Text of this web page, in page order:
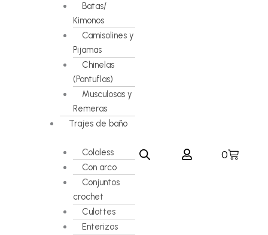
Batas/
Kimonos
Camisolines y
Pijamas
Chinelas
(Pantuflas)
Musculosas y
Remeras
Trajes de baño
Colaless
Con arco
Conjuntos
crochet
Culottes
Enterizos
0
Carrito